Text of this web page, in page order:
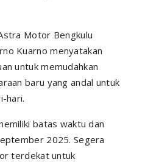
Motor Bengkulu
Kuarno menyatakan
untuk memudahkan
baru yang andal untuk
hari.
batas waktu dan
2025. Segera
terdekat untuk